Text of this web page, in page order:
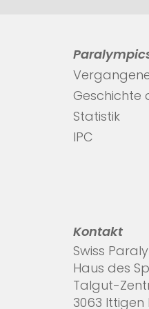
Geschichte
Statistik
IPC
Kontakt
Swiss
Haus des
Talgut-
3063 Ittigen